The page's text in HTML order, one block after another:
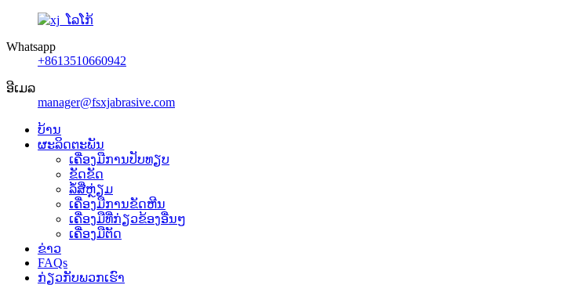
Whatsapp
+8613510660942
ອີເມລ
manager@fsxjabrasive.com
ບ້ານ
ຜະລິດຕະພັນ
ເຄື່ອງມືການປັບທຽບ
ຂັດຂັດ
ລໍ້ສີ່ຫຼ່ຽມ
ເຄື່ອງ​ມື​ການ​ຂັດ​ຫີນ​
ເຄື່ອງມືທີ່ກ່ຽວຂ້ອງອື່ນໆ
ເຄື່ອງມືຕັດ
ຂ່າວ
FAQs
ກ່ຽວກັບພວກເຮົາ